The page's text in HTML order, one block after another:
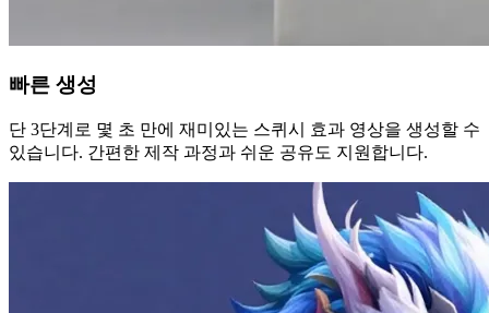
빠른 생성
단 3단계로 몇 초 만에 재미있는 스퀴시 효과 영상을 생성할 수
있습니다. 간편한 제작 과정과 쉬운 공유도 지원합니다.